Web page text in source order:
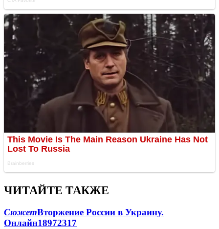
ЧИТАЙТЕ ТАКЖЕ
СюжетВторжение России в Украину.
Онлайн18972317